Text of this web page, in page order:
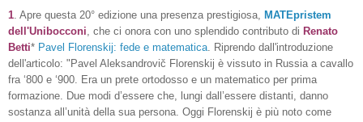
1 . Apre questa 20° edizione una presenza prestigiosa,
MATEpristem
dell'Unibocconi , che ci onora con uno splendido contributo di Renato
Betti* Pavel Florenskij: fede e matematica
Riprendo dall'introduzione
dell'articolo: "Pavel Aleksandrovič Florenskij è vissuto in Russia a cavallo
fra ‘800 e ‘900. Era un prete ortodosso e un matematico per prima
formazione. Due modi d’essere che, lungi dall’essere distanti, danno
sostanza all’unità della sua persona. Oggi Florenskij è più noto come